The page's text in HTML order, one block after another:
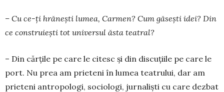
– Cu ce-ți hrănești lumea, Carmen? Cum găsești idei? Din
ce construiești tot universul ăsta teatral?
– Din cărțile pe care le citesc și din discuțiile pe care le
port. Nu prea am prieteni în lumea teatrului, dar am
prieteni antropologi, sociologi, jurnaliști cu care dezbat